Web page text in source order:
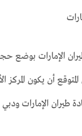
أن يكون المركز
طيران الإمارات